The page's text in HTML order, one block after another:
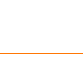
matières)